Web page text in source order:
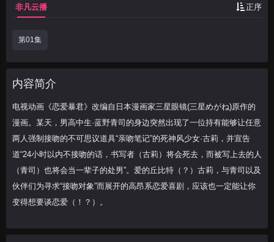
非凡云播 正序
第01集
内容简介
电视动画《恋爱暴君》改编自日本漫画家三星眼镜(三星めがね)原作的
漫画。某天，男高中生·蓝野青司的身边突然出现了一位持有能够让任意
两人强制接吻的不可思议道具“亲吻笔记”的死神风少女·古莉，并宣告
道“24小时以内不接吻的话，书写者（古莉）将会死去，而被写上去的人
（青司）也将会当一辈子的处男”。爱的丘比特（？）古莉，与青司以及
伙伴们为寻求“接吻对象”而展开的高昂系恋爱喜剧，应该也一定能让你
变得想要谈恋爱（！？）。